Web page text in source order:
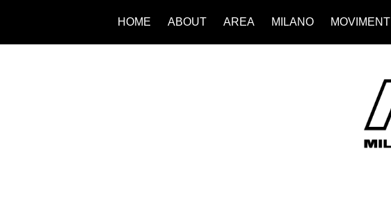
HOME ABOUT AREA MILANO MOVIMENTI